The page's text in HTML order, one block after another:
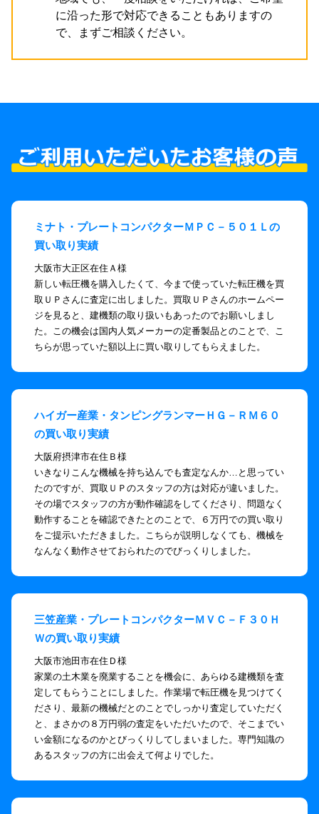
に沿った形で対応できることもありますの
で、まずご相談ください。
ミナト・プレートコンパクターＭＰＣ－５０１Ｌの
買い取り実績
大阪市大正区在住Ａ様
新しい転圧機を購入したくて、今まで使っていた転圧機を買
取ＵＰさんに査定に出しました。買取ＵＰさんのホームペー
ジを見ると、建機類の取り扱いもあったのでお願いしまし
た。この機会は国内人気メーカーの定番製品とのことで、こ
ちらが思っていた額以上に買い取りしてもらえました。
ハイガー産業・タンピングランマーＨＧ－ＲＭ６０
の買い取り実績
大阪府摂津市在住Ｂ様
いきなりこんな機械を持ち込んでも査定なんか…と思ってい
たのですが、買取ＵＰのスタッフの方は対応が違いました。
その場でスタッフの方が動作確認をしてくださり、問題なく
動作することを確認できたとのことで、６万円での買い取り
をご提示いただきました。こちらが説明しなくても、機械を
なんなく動作させておられたのでびっくりしました。
三笠産業・プレートコンパクターＭＶＣ－Ｆ３０Ｈ
Ｗの買い取り実績
大阪市池田市在住Ｄ様
家業の土木業を廃業することを機会に、あらゆる建機類を査
定してもらうことにしました。作業場で転圧機を見つけてく
ださり、最新の機械だとのことでしっかり査定していただく
と、まさかの８万円弱の査定をいただいたので、そこまでい
い金額になるのかとびっくりしてしまいました。専門知識の
あるスタッフの方に出会えて何よりでした。